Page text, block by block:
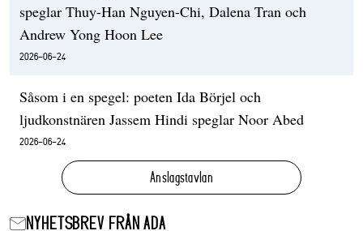
speglar Thuy-Han Nguyen-Chi, Dalena Tran och
Andrew Yong Hoon Lee
2026-06-24
Såsom i en spegel: poeten Ida Börjel och
ljudkonstnären Jassem Hindi speglar Noor Abed
2026-06-24
Anslagstavlan
NYHETSBREV FRÅN ADA